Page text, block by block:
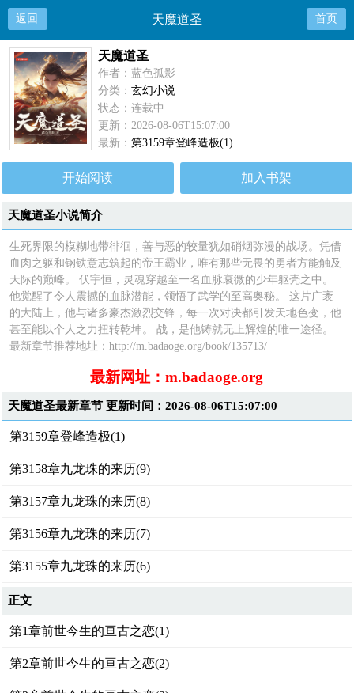
返回 天魔道圣 首页
天魔道圣
作者：蓝色孤影
分类：玄幻小说
状态：连载中
更新：2026-08-06T15:07:00
最新：第3159章登峰造极(1)
开始阅读 加入书架
天魔道圣小说简介
生死界限的模糊地带徘徊，善与恶的较量犹如硝烟弥漫的战场。凭借
血肉之躯和钢铁意志筑起的帝王霸业，唯有那些无畏的勇者方能触及
天际的巅峰。 伏宇恒，灵魂穿越至一名血脉衰微的少年躯壳之中。
他觉醒了令人震撼的血脉潜能，领悟了武学的至高奥秘。 这片广袤
的大陆上，他与诸多豪杰激烈交锋，每一次对决都引发天地色变，他
甚至能以个人之力扭转乾坤。 战，是他铸就无上辉煌的唯一途径。
最新章节推荐地址：http://m.badaoge.org/book/135713/
最新网址：m.badaoge.org
天魔道圣最新章节 更新时间：2026-08-06T15:07:00
第3159章登峰造极(1)
第3158章九龙珠的来历(9)
第3157章九龙珠的来历(8)
第3156章九龙珠的来历(7)
第3155章九龙珠的来历(6)
正文
第1章前世今生的亘古之恋(1)
第2章前世今生的亘古之恋(2)